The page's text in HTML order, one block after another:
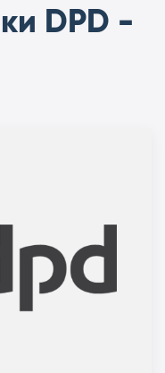
DPD -